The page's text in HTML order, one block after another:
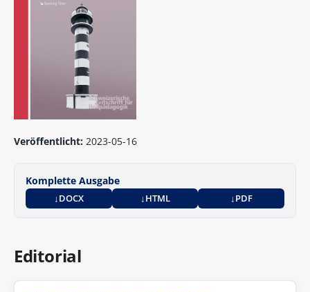
Veröffentlicht: 2023-05-16
Komplette Ausgabe
DOCX HTML PDF
Editorial